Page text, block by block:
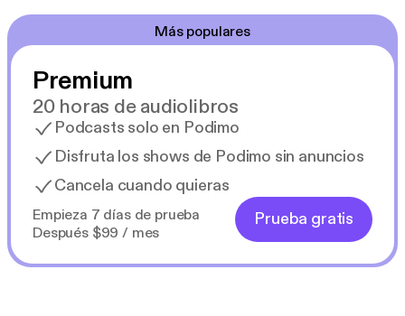
Más populares
Premium
20 horas de audiolibros
Podcasts solo en Podimo
Disfruta los shows de Podimo sin anuncios
Cancela cuando quieras
Empieza 7 días de prueba
Después $99 / mes
Prueba gratis